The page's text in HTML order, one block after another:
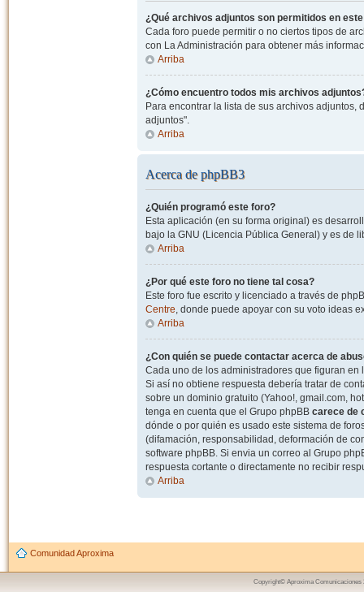
¿Qué archivos adjuntos son permitidos en
Cada foro puede permitir o no ciertos tipos de
con La Administración para obtener más
Arriba
¿Cómo encuentro todos mis archivos
Para encontrar la lista de sus archivos
adjuntos".
Arriba
Acerca de phpBB3
¿Quién programó este foro?
Esta aplicación (en su forma original) es
bajo la GNU (Licencia Pública General) y es de
Arriba
¿Por qué este foro no tiene tal cosa?
Este foro fue escrito y licenciado a través de
Centre, donde puede apoyar con su voto ideas
Arriba
¿Con quién se puede contactar acerca de
Cada uno de los administradores que figuran
Si así no obtiene respuesta debería tratar de
sobre un dominio gratuito (Yahoo!, gmail.com,
tenga en cuenta que el Grupo phpBB carece de
dónde o por quién es usado este sistema de
(difamación, responsabilidad, deformación de
software phpBB. Si envia un correo al Grupo
respuesta cortante o directamente no recibir
Arriba
Comunidad Aproxima
Copyright© Aproxima Comunicaciones